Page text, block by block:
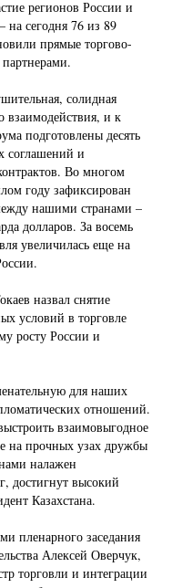
регионов России и
на сегодня 76 из 89
прямые торгово-
солидная
взаимодействия, и к
подготовлены десять
соглашений и
Во многом
году зафиксирован
нашими странами –
долларов. За восемь
увеличилась еще на
назвал снятие
условий в торговле
росту России и
для наших
отношений.
взаимовыгодное
на прочных узах дружбы
налажен
достигнут высокий
Казахстана.
пленарного заседания
Алексей Оверчук,
торговли и интеграции